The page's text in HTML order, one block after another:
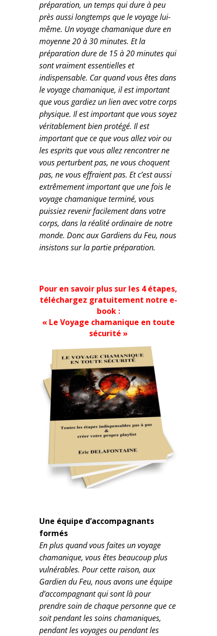
préparation, un temps qui dure à peu
près aussi longtemps que le voyage lui-
même. Un voyage chamanique dure en
moyenne 20 à 30 minutes. Et la
préparation dure de 15 à 20 minutes qui
sont vraiment essentielles et
indispensable. Car quand vous êtes dans
le voyage chamanique, il est important
que vous gardiez un lien avec votre corps
physique. Il est important que vous soyez
véritablement bien protégé. Il est
important que ce que vous allez voir ou
les esprits que vous allez rencontrer ne
vous perturbent pas, ne vous choquent
pas, ne vous effraient pas. Et c’est aussi
extrêmement important que une fois le
voyage chamanique terminé, vous
puissiez revenir facilement dans votre
corps, dans la réalité ordinaire de notre
monde. Donc aux Gardiens du Feu, nous
insistons sur la partie préparation.
Pour en savoir plus sur les 4 étapes,
téléchargez gratuitement notre e-
book :
« Le Voyage chamanique en toute
sécurité »
Une équipe d’accompagnants
formés
En plus quand vous faites un voyage
chamanique, vous êtes beaucoup plus
vulnérables. Pour cette raison, aux
Gardien du Feu, nous avons une équipe
d’accompagnant qui sont là pour
prendre soin de chaque personne que ce
soit pendant les soins chamaniques,
pendant les voyages ou pendant les